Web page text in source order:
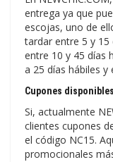
entrega ya que
escojas, uno de
tardar entre 5 y 15
entre 10 y 45 días
a 25 días hábiles y
Cupones
Si, actualmente
clientes cupones
el código NC15.
promocionales